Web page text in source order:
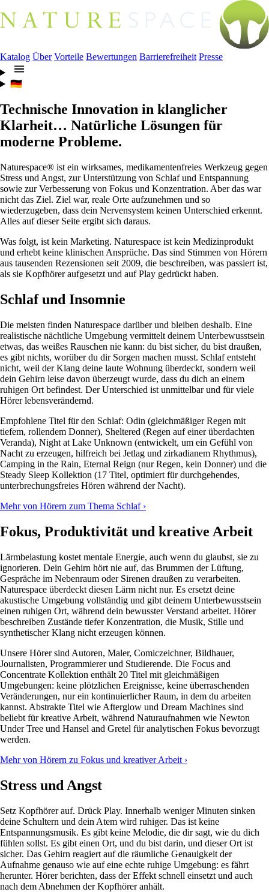
Katalog Über Vorteile Bewertungen Barrierefreiheit Presse
🇩🇪
Technische Innovation in klanglicher
Klarheit… Natürliche Lösungen für
moderne Probleme.
Naturespace® ist ein wirksames, medikamentenfreies Werkzeug gegen
Stress und Angst, zur Unterstützung von Schlaf und Entspannung
sowie zur Verbesserung von Fokus und Konzentration. Aber das war
nicht das Ziel. Ziel war, reale Orte aufzunehmen und so
wiederzugeben, dass dein Nervensystem keinen Unterschied erkennt.
Alles auf dieser Seite ergibt sich daraus.
Was folgt, ist kein Marketing. Naturespace ist kein Medizinprodukt
und erhebt keine klinischen Ansprüche. Das sind Stimmen von Hörern
aus tausenden Rezensionen seit 2009, die beschreiben, was passiert ist,
als sie Kopfhörer aufgesetzt und auf Play gedrückt haben.
Schlaf und Insomnie
Die meisten finden Naturespace darüber und bleiben deshalb. Eine
realistische nächtliche Umgebung vermittelt deinem Unterbewusstsein
etwas, das weißes Rauschen nie kann: du bist sicher, du bist draußen,
es gibt nichts, worüber du dir Sorgen machen musst. Schlaf entsteht
nicht, weil der Klang deine laute Wohnung überdeckt, sondern weil
dein Gehirn leise davon überzeugt wurde, dass du dich an einem
ruhigen Ort befindest. Der Unterschied ist unmittelbar und für viele
Hörer lebensverändernd.
Empfohlene Titel für den Schlaf: Odin (gleichmäßiger Regen mit
tiefem, rollendem Donner), Sheltered (Regen auf einer überdachten
Veranda), Night at Lake Unknown (entwickelt, um ein Gefühl von
Nacht zu erzeugen, hilfreich bei Jetlag und zirkadianem Rhythmus),
Camping in the Rain, Eternal Reign (nur Regen, kein Donner) und die
Steady Sleep Kollektion (17 Titel, optimiert für durchgehendes,
unterbrechungsfreies Hören während der Nacht).
Mehr von Hörern zum Thema Schlaf ›
Fokus, Produktivität und kreative Arbeit
Lärmbelastung kostet mentale Energie, auch wenn du glaubst, sie zu
ignorieren. Dein Gehirn hört nie auf, das Brummen der Lüftung,
Gespräche im Nebenraum oder Sirenen draußen zu verarbeiten.
Naturespace überdeckt diesen Lärm nicht nur. Es ersetzt deine
akustische Umgebung vollständig und gibt deinem Unterbewusstsein
einen ruhigen Ort, während dein bewusster Verstand arbeitet. Hörer
beschreiben Zustände tiefer Konzentration, die Musik, Stille und
synthetischer Klang nicht erzeugen können.
Unsere Hörer sind Autoren, Maler, Comiczeichner, Bildhauer,
Journalisten, Programmierer und Studierende. Die Focus and
Concentrate Kollektion enthält 20 Titel mit gleichmäßigen
Umgebungen: keine plötzlichen Ereignisse, keine überraschenden
Veränderungen, nur ein kontinuierlicher Raum, in dem du arbeiten
kannst. Abstrakte Titel wie Afterglow und Dream Machines sind
beliebt für kreative Arbeit, während Naturaufnahmen wie Newton
Under Tree und Hansel and Gretel für analytischen Fokus bevorzugt
werden.
Mehr von Hörern zu Fokus und kreativer Arbeit ›
Stress und Angst
Setz Kopfhörer auf. Drück Play. Innerhalb weniger Minuten sinken
deine Schultern und dein Atem wird ruhiger. Das ist keine
Entspannungsmusik. Es gibt keine Melodie, die dir sagt, wie du dich
fühlen sollst. Es gibt einen Ort, und du bist darin, und dieser Ort ist
sicher. Das Gehirn reagiert auf die räumliche Genauigkeit der
Aufnahme genauso wie auf eine echte ruhige Umgebung: es fährt
herunter. Hörer berichten, dass der Effekt schnell einsetzt und auch
nach dem Abnehmen der Kopfhörer anhält.